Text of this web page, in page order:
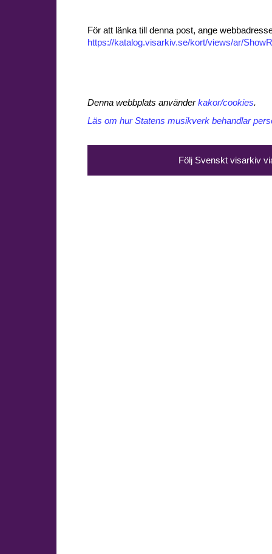
För att länka till denna post, ange
https://katalog.visarkiv.se/kort/views/ar/
Denna webbplats använderkakor/cookies.
Läs om hur Statens musikverk behandlar
Följ Svenskt visarkiv